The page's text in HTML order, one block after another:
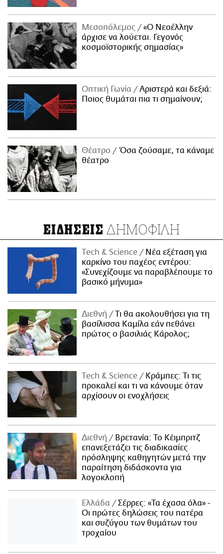
Μεσοπόλεμος
«Ο Νεοέλλην
άρχισε να λούεται. Γεγονός
κοσμοϊστορικής σημασίας»
Οπτική Γωνία
Αριστερά και δεξιά:
Ποιος θυμάται πια τι σημαίνουν;
Θέατρο
Όσα ζούσαμε, τα κάναμε
θέατρο
ΕΙΔΗΣΕΙΣ ΔΗΜΟΦΙΛΗ
Τech & Science
Νέα εξέταση για
καρκίνο του παχέος εντέρου:
«Συνεχίζουμε να παραβλέπουμε το
βασικό μήνυμα»
Διεθνή
Τι θα ακολουθήσει για τη
βασίλισσα Καμίλα εάν πεθάνει
πρώτος ο βασιλιάς Κάρολος;
Τech & Science
Κράμπες: Τι τις
προκαλεί και τι να κάνουμε όταν
αρχίσουν οι ενοχλήσεις
Διεθνή
Βρετανία: Το Κέιμπριτζ
επανεξετάζει τις διαδικασίες
πρόσληψης καθηγητών μετά την
παραίτηση διδάσκοντα για
λογοκλοπή
Ελλάδα
Σέρρες: «Τα έχασα όλα» -
Οι πρώτες δηλώσεις του πατέρα
και συζύγου των θυμάτων του
τροχαίου